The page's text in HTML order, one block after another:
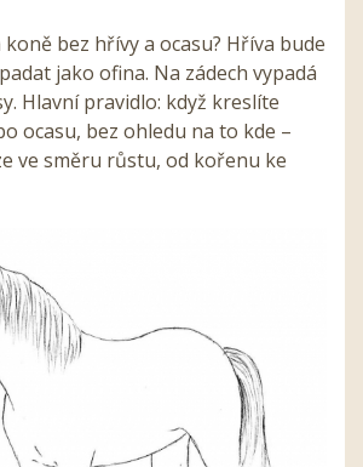
bez hřívy a ocasu? Hříva bude
jako ofina. Na zádech vypadá
Hlavní pravidlo: když kreslíte
ocasu, bez ohledu na to kde –
ve směru růstu, od kořenu ke